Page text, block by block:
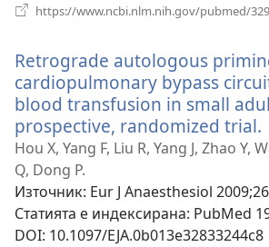
https://www.ncbi.nlm.nih.gov/pubmed/
Retrograde autologous
cardiopulmonary bypass
blood transfusion in small
prospective, randomized trial.
Hou X, Yang F, Liu R, Yang J, Zhao Y,
Q, Dong P.
Източник‎: Eur J Anaesthesiol
Статията е индексирана‎: PubMed
DOI‎: 10.1097/EJA.0b013e32833244c8